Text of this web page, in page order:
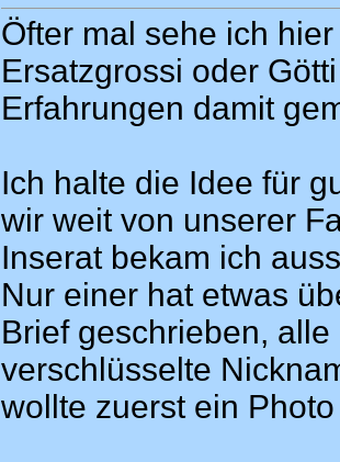
Öfter mal sehe ich
Ersatzgrossi oder
Erfahrungen damit
Ich halte die Idee für
wir weit von unserer
Inserat bekam ich
Nur einer hat etwas
Brief geschrieben,
verschlüsselte
wollte zuerst ein